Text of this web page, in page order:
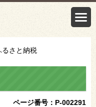
るさと納税
ページ番号：P-002291